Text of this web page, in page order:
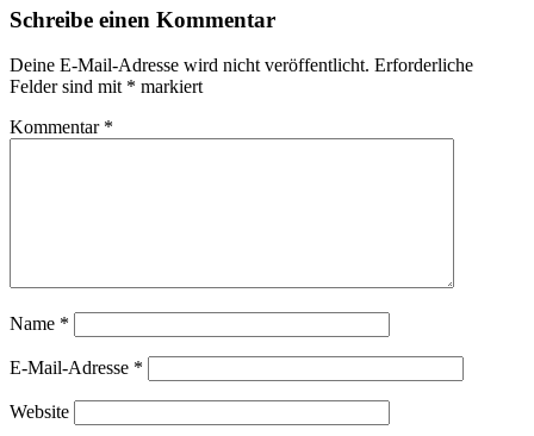
Schreibe einen Kommentar
Deine E-Mail-Adresse wird nicht veröffentlicht. Erforderliche
Felder sind mit * markiert
Kommentar *
Name *
E-Mail-Adresse *
Website